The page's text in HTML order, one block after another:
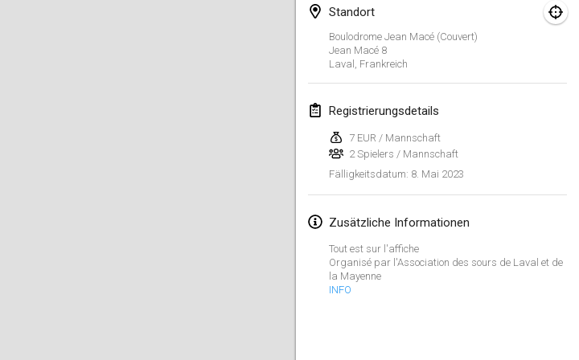
Standort
Boulodrome Jean Macé (couvert)
Jean Macé 8
Laval Frankreich
Registrierungsdetails
7 EUR / Mannschaft
2 Spielers / Mannschaft
Fälligkeitsdatum: 8. Mai 2023
Zusätzliche Informationen
Tout est sur l'affiche
Organisé par l'Association des sours de Laval et de
la Mayenne
INFO
Februar 2023
Open Grégorien
SingeliDuppeli
4. Feb. 2023|Finnland
SM HalliMölkky - Finnish Championship
11. Feb. 2023 Finnland
Indoor de la CASAS
18. Feb. 2023